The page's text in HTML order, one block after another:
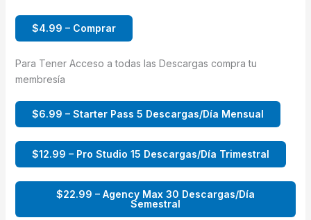
$4.99 – Comprar
Para Tener Acceso a todas las Descargas compra tu
membresía
$6.99 – Starter Pass 5 Descargas/Día Mensual
$12.99 – Pro Studio 15 Descargas/Día Trimestral
$22.99 – Agency Max 30 Descargas/Día
Semestral